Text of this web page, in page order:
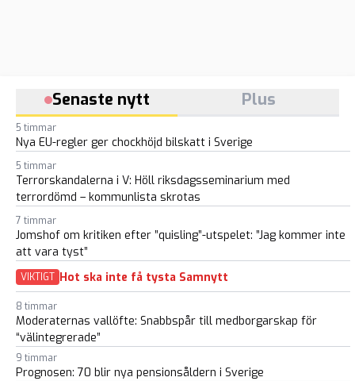
Senaste nytt Plus
5 timmar
Nya EU-regler ger chockhöjd bilskatt i Sverige
5 timmar
Terrorskandalerna i V: Höll riksdagsseminarium med
terrordömd – kommunlista skrotas
7 timmar
Jomshof om kritiken efter ”quisling”-utspelet: ”Jag kommer inte
att vara tyst”
VIKTIGT Hot ska inte få tysta Samnytt
8 timmar
Moderaternas vallöfte: Snabbspår till medborgarskap för
“välintegrerade”
9 timmar
Prognosen: 70 blir nya pensionsåldern i Sverige